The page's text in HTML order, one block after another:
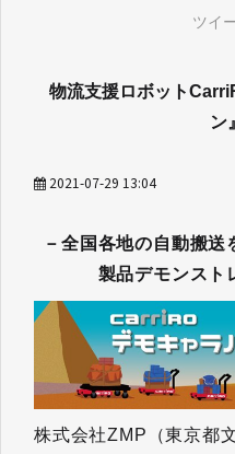
ツイ
物流支援ロボット
ン
2021-07-29 13:04
－全国各地の自動搬
製品デモンスト
株式会社ZMP（東京都